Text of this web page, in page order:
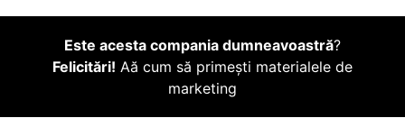
Este acesta compania dumneavoastră?
Felicitări! Aă cum să primești materialele de
marketing